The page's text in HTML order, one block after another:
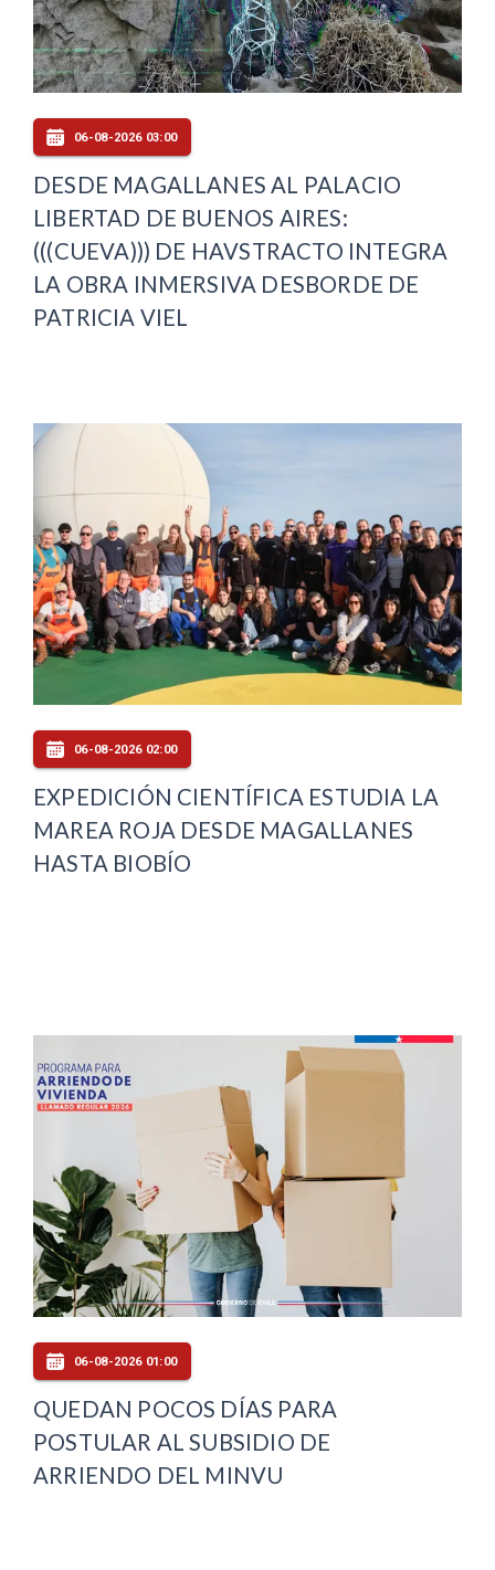
06-08-2026 03:00
DESDE MAGALLANES AL PALACIO
LIBERTAD DE BUENOS AIRES:
(((CUEVA))) DE HAVSTRACTO INTEGRA
LA OBRA INMERSIVA DESBORDE DE
PATRICIA VIEL
06-08-2026 02:00
EXPEDICIÓN CIENTÍFICA ESTUDIA LA
MAREA ROJA DESDE MAGALLANES
HASTA BIOBÍO
06-08-2026 01:00
QUEDAN POCOS DÍAS PARA
POSTULAR AL SUBSIDIO DE
ARRIENDO DEL MINVU